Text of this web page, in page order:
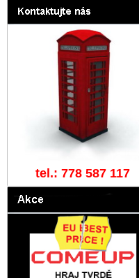
tel.: 778 587 117